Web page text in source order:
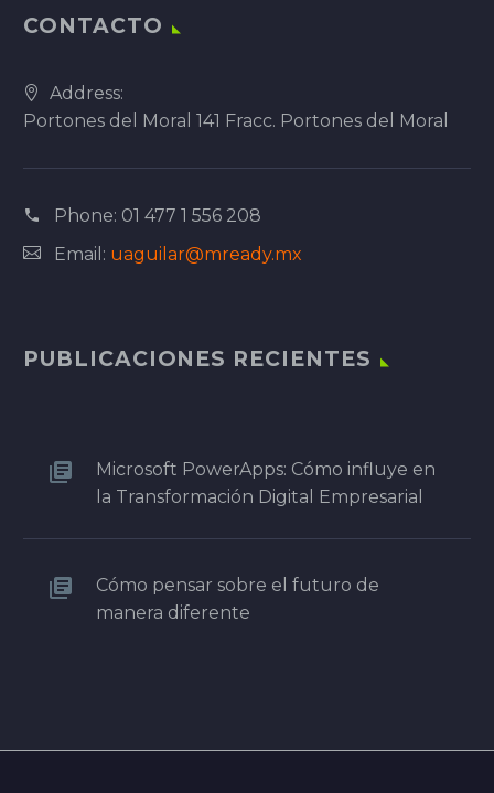
CONTACTO
Address:
Portones del Moral 141 Fracc. Portones del Moral
Phone: 01 477 1 556 208
Email: uaguilar@mready.mx
PUBLICACIONES RECIENTES
Microsoft PowerApps: Cómo influye en
la Transformación Digital Empresarial
Cómo pensar sobre el futuro de
manera diferente